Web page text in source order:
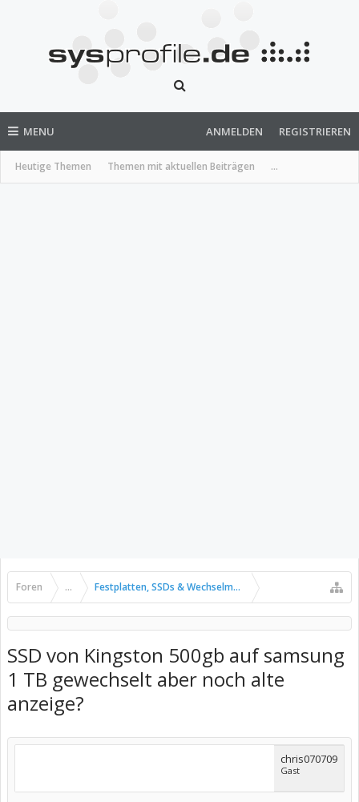
MENU
Heutige Themen Themen mit aktuellen Beiträgen ...
ANMELDEN REGISTRIEREN
Foren ... Festplatten, SSDs & Wechselmedien
SSD von Kingston 500gb auf samsung
1 TB gewechselt aber noch alte
anzeige?
chris070709
Gast